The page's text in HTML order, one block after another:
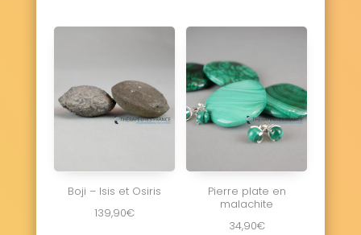
Boji – Isis et Osiris
139,90€
Pierre plate en
malachite
34,90€